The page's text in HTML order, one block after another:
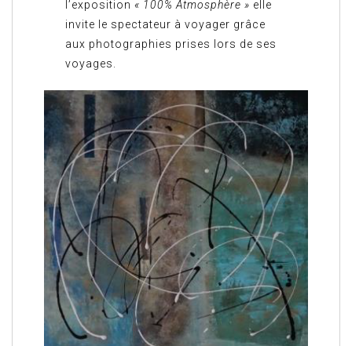
l’exposition « 100% Atmosphère » elle
invite le spectateur à voyager grâce
aux photographies prises lors de ses
voyages.